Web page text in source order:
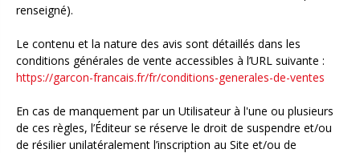
renseigné).
Le contenu et la nature des avis sont détaillés dans les
conditions générales de vente accessibles à l’URL suivante :
https://garcon-francais.fr/fr/conditions-generales-de-ventes
En cas de manquement par un Utilisateur à l'une ou plusieurs
de ces règles, l’Éditeur se réserve le droit de suspendre et/ou
de résilier unilatéralement l’inscription au Site et/ou de